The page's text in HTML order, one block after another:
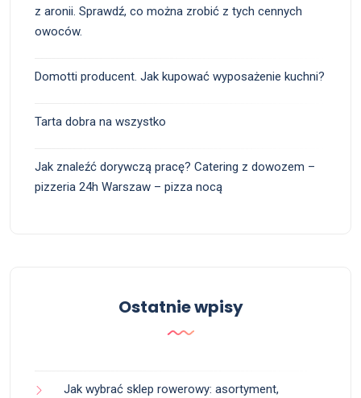
z aronii. Sprawdź, co można zrobić z tych cennych
owoców.
Domotti producent. Jak kupować wyposażenie kuchni?
Tarta dobra na wszystko
Jak znaleźć dorywczą pracę? Catering z dowozem –
pizzeria 24h Warszaw – pizza nocą
Ostatnie wpisy
Jak wybrać sklep rowerowy: asortyment,